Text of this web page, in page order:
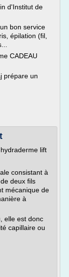
d'Institut de
bon service
épilation (fil,
CADEAU
prépare un
lift
consistant à
deux fils
mécanique de
à
elle est donc
capillaire ou